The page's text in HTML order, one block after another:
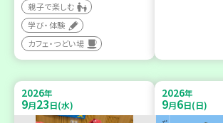
親子で楽しむ
学び・体験
カフェ・つどい場
2026年
9月23日(水)
2026年
9月6日(日)